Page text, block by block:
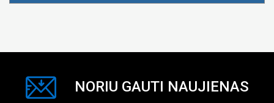
NORIU GAUTI NAUJIENAS